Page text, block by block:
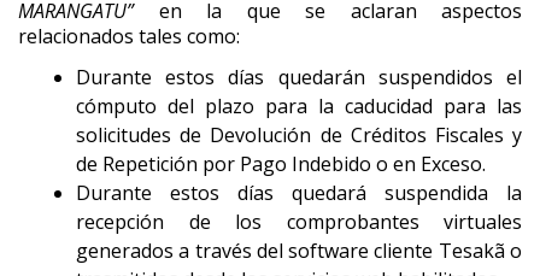
MARANGATU” en la que se aclaran aspectos
relacionados tales como:
Durante estos días quedarán suspendidos el
cómputo del plazo para la caducidad para las
solicitudes de Devolución de Créditos Fiscales y
de Repetición por Pago Indebido o en Exceso.
Durante estos días quedará suspendida la
recepción de los comprobantes virtuales
generados a través del software cliente Tesakã o